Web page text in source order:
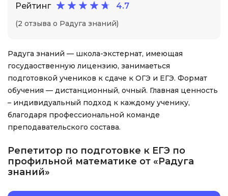
Рейтинг 4.7
(2 отзыва о Радуга знаний)
Радуга знаний — школа-экстернат, имеющая
госудаоственную лицензию, занимаеться
подготовкой учеников к сдаче к ОГЭ и ЕГЭ. Формат
обучения — дистанционный, очный. Главная ценность
– индивидуальный подход к каждому ученику,
благодаря профессиональной команде
преподавательского состава.
Репетитор по подготовке к ЕГЭ по
профильной математике от «Радуга
знаний»